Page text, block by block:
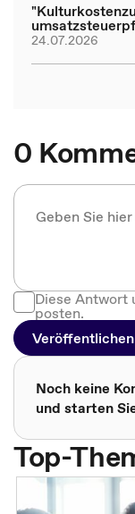
24.07.2026
0
Diese Antwort
posten.
Veröffentlichen
Noch keine
und starten
Top-